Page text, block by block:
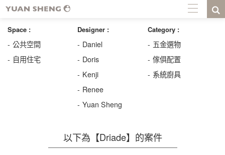
Space :
公共空間
自用住宅
Designer :
Daniel
Doris
Kenji
Renee
Yuan Sheng
Category :
五金選物
傢俱配置
系統廚具
以下為【Driade】的案件